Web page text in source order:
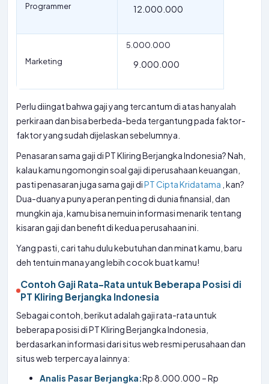
Programmer 12.000.000
Marketing
5.000.000
9.000.000
Perlu diingat bahwa gaji yang tercantum di atas hanyalah
perkiraan dan bisa berbeda-beda tergantung pada faktor-
faktor yang sudah dijelaskan sebelumnya.
Penasaran sama gaji di PT Kliring Berjangka Indonesia? Nah,
kalau kamu ngomongin soal gaji di perusahaan keuangan,
pasti penasaran juga sama gaji diPT Cipta Kridatama , kan?
Dua-duanya punya peran penting di dunia finansial, dan
mungkin aja, kamu bisa nemuin informasi menarik tentang
kisaran gaji dan benefit di kedua perusahaan ini.
Yang pasti, cari tahu dulu kebutuhan dan minat kamu, baru
deh tentuin mana yang lebih cocok buat kamu!
Contoh Gaji Rata-Rata untuk Beberapa Posisi di
PT Kliring Berjangka Indonesia
Sebagai contoh, berikut adalah gaji rata-rata untuk
beberapa posisi di PT Kliring Berjangka Indonesia,
berdasarkan informasi dari situs web resmi perusahaan dan
situs web terpercaya lainnya:
Analis Pasar Berjangka:Rp 8.000.000 – Rp